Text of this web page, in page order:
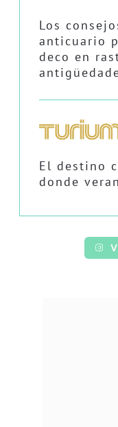
Los
anticuario
deco en
El destino
donde